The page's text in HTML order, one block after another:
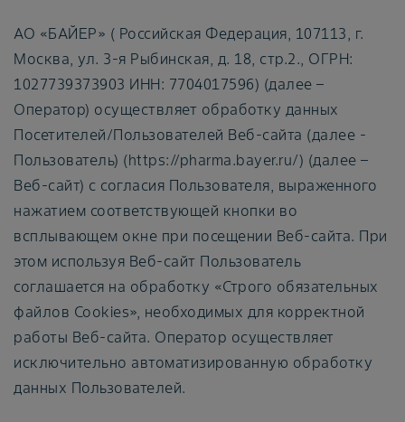
АО «БАЙЕР» ( Российская Федерация, 107113, г.
Москва, ул. 3-я Рыбинская, д. 18, стр.2., ОГРН:
1027739373903 ИНН: 7704017596) (далее –
Оператор) осуществляет обработку данных
Посетителей/Пользователей Веб-сайта (далее -
Пользователь) (https://pharma.bayer.ru/) (далее –
Веб-сайт) с согласия Пользователя, выраженного
нажатием соответствующей кнопки во
всплывающем окне при посещении Веб-сайта. При
этом используя Веб-сайт Пользователь
соглашается на обработку «Строго обязательных
файлов Cookies», необходимых для корректной
работы Веб-сайта. Оператор осуществляет
исключительно автоматизированную обработку
данных Пользователей.